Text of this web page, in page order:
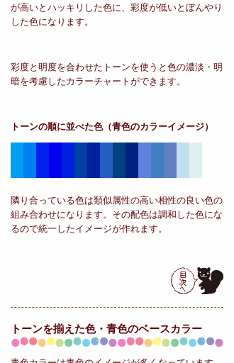
が高いとハッキリした色に、彩度が低いとぼんやり
した色になります。
彩度と明度を合わせたトーンを使うと色の濃淡・明
暗を考慮したカラーチャートができます。
トーンの順に並べた色（青色のカラーイメージ）
隣り合っている色は類似属性の高い相性の良い色の
組み合わせになります。その配色は調和した色にな
るので統一したイメージが作れます。
トーンを揃えた色・青色のベースカラー